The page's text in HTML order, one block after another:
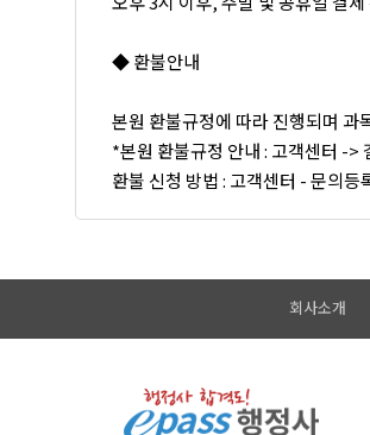
◆ 환불안내
본원 환불규정에 따라 진행되며 과
*본원 환불규정 안내 : 고객센터 ->
환불 신청 방법 : 고객센터 - 문의등
회사소개